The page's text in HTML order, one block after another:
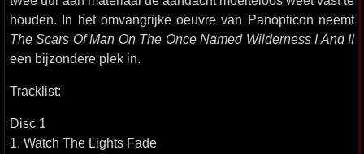
houden. In het omvangrijke oeuvre van Panopticon neemt
The Scars Of Man On The Once Named Wilderness I And II
een bijzondere plek in.
Tracklist:
Disc 1
1. Watch The Lights Fade